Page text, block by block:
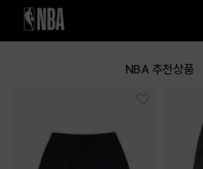
PRODUCT VIEW
NBA 추천상품